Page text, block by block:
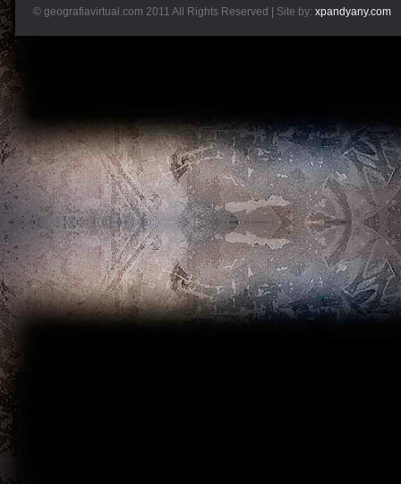
© geografiavirtual.com 2011 All Rights Reserved | Site by: xpandyany.com